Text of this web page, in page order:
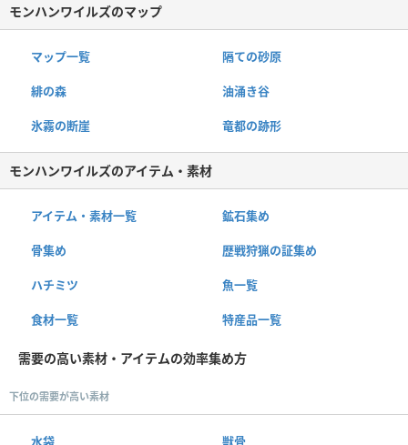
モンハンワイルズのマップ
マップ一覧 隔ての砂原
緋の森 油涌き谷
氷霧の断崖 竜都の跡形
モンハンワイルズのアイテム・素材
アイテム・素材一覧 鉱石集め
骨集め 歴戦狩猟の証集め
ハチミツ 魚一覧
食材一覧 特産品一覧
需要の高い素材・アイテムの効率集め方
下位の需要が高い素材
水袋 獣骨